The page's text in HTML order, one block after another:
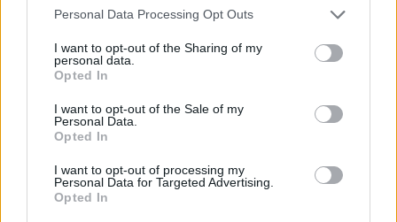
Please note that this website/app uses one or more Google
not limited to your visit or usage behaviour. You may click to
grant or deny consent to Google and its third-party tags to
use your data for below specified purposes in below Google
consent section.
Personal Data Processing Opt Outs
I want to opt-out of the Sharing of my
personal data.
Opted In
I want to opt-out of the Sale of my
Personal Data.
Opted In
I want to opt-out of processing my
Personal Data for Targeted Advertising.
Opted In
Condividi l'articolo